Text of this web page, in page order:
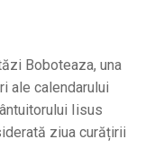
Boboteaza, una
ale calendarului
Iisus
ziua curățirii